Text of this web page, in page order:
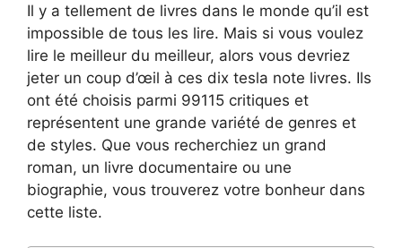
Il y a tellement de livres dans le monde qu’il est
impossible de tous les lire. Mais si vous voulez
lire le meilleur du meilleur, alors vous devriez
jeter un coup d’œil à ces dix tesla note livres. Ils
ont été choisis parmi 99115 critiques et
représentent une grande variété de genres et
de styles. Que vous recherchiez un grand
roman, un livre documentaire ou une
biographie, vous trouverez votre bonheur dans
cette liste.